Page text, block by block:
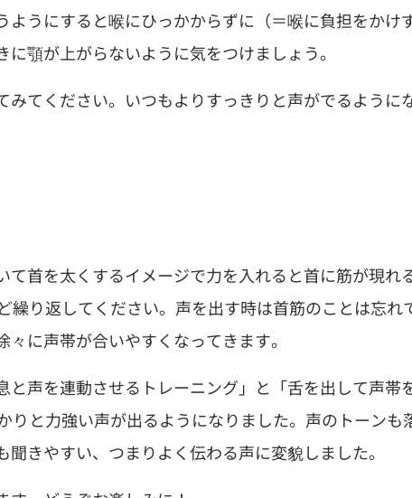
にすると喉にひっかからずに（＝喉に負担をかけ
顎が上がらないように気をつけましょう。
てください。いつもよりすっきりと声がでるように
首を太くするイメージで力を入れると首に筋が現れ
り返してください。声を出す時は首筋のことは忘れ
に声帯が合いやすくなってきます。
声を連動させるトレーニング」と「舌を出して声帯
りと力強い声が出るようになりました。声のトーンも
きやすい、つまりよく伝わる声に変貌しました。